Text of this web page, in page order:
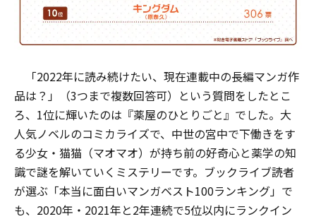
「2022年に読み続けたい、現在連載中の長編マンガ作
品は？」（3つまで複数回答可）という質問をしたとこ
ろ、1位に輝いたのは『薬屋のひとりごと』でした。大
人気ノベルのコミカライズで、中世の宮中で下働きをす
る少女・猫猫（マオマオ）が持ち前の好奇心と薬学の知
識で謎を解いていくミステリーです。ブックライブ読者
が選ぶ「本当に面白いマンガベスト100ランキング」で
も、2020年・2021年と2年連続で5位以内にランクイン